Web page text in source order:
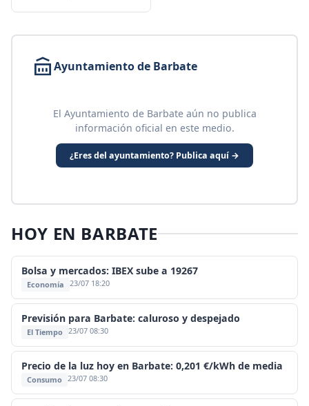
Ayuntamiento de Barbate
El Ayuntamiento de Barbate aún no publica
información oficial en este medio.
¿Eres del ayuntamiento? Publica aquí →
HOY EN BARBATE
Bolsa y mercados: IBEX sube a 19267
Economía 23/07 18:20
Previsión para Barbate: caluroso y despejado
El Tiempo 23/07 08:30
Precio de la luz hoy en Barbate: 0,201 €/kWh de media
Consumo 23/07 08:30